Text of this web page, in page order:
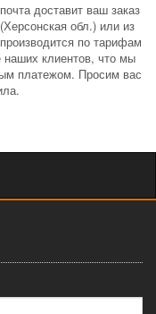
доставит ваш заказ
обл.) или из
по тарифам
клиентов, что мы
платежом. Просим вас